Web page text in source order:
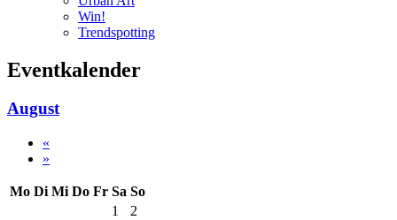
Win!
Trendspotting
Eventkalender
August
«
»
Mo Di Mi Do Fr Sa So
1
2